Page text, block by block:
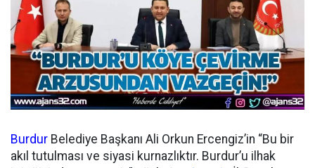
Burdur Belediye Başkanı Ali Orkun Ercengiz’in “Bu bir
akıl tutulması ve siyasi kurnazlıktır. Burdur’u ilhak